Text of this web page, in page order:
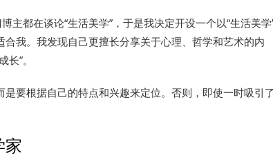
主都在谈论“生活美学”，于是我决定开设一个以“生活美学
我。我发现自己更擅长分享关于心理、哲学和艺术的内
”。
要根据自己的特点和兴趣来定位。否则，即使一时吸引了
家